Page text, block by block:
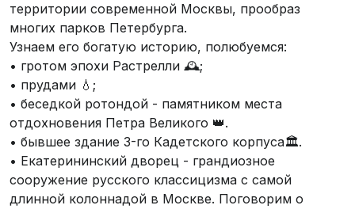
территории современной Москвы, прообраз
многих парков Петербурга.
Узнаем его богатую историю, полюбуемся:
• гротом эпохи Растрелли 🕰️;
• прудами 💧;
• беседкой ротондой - памятником места
отдохновения Петра Великого 👑.
• бывшее здание 3-го Кадетского корпуса🏛️.
• Екатерининский дворец - грандиозное
сооружение русского классицизма с самой
длинной колоннадой в Москве. Поговорим о